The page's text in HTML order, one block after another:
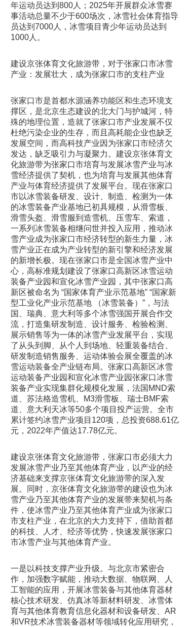
年运动员达到800人；2025年开展群众冰雪赛
事活动总量不少于600场次，冰雪社会体育指导
员达到7000人，冰雪项目青少年运动员达到
1000人。
建设京张体育文化旅游带，对于张家口市冰雪
产业：发展壮大，成为张家口市的支柱产业
张家口市是首都水源涵养功能区和生态环境支
撑区，是北京生态建设的北大门与护城河，特
殊的地理位置，造就了张家口市产业发展不仅
杜绝污染企业的生存，而且高耗能企业也缺乏
发展空间，而高科技产业因为张家口市经济欠
发达，缺乏吸引力与凝聚力。建设京张体育文
化旅游带为张家口市培育与发展冰雪产业与冰
雪经济提供了契机，也为培育与发展其他体育
产业与体育经济提供了发展平台。现在张家口
市以冰雪装备研发、设计、制造、检测为一体
的冰雪装备产业基地已初具规模，从滑雪板、
滑雪头盔、滑雪服到造雪机、压雪车、索道，
一系列冰雪装备相继问世并投入应用，推动冰
雪产业成为张家口市经济转型的新生力量，冰
雪产业正在成为产业转型的新引擎和经济发展
的新增长极。现在张家口市是全国冰雪产业中
心，高标准规划建设了张家口高新区冰雪运动
装备产业园和宣化冰雪产业园，其中张家口高
新区被命名为 “国家体育产业示范基地” “国家新
型工业化产业示范基地 （冰雪装备）”，与法
国、瑞典、意大利等多个冰雪强国开展合作交
流，打造集研发制造、设计服务、检验检测、
展示销售等为一体的冰雪产业发展平台，实现
了从头到脚、从个人到场地、轻重装备结合、
研发制造销售服务、运动体验会展全覆盖的冰
雪运动装备全产业链布局。张家口高新区冰雪
运动装备产业园和宣化冰雪产业园张家口冰雪
装备产业实现集群化规模化发展，法国MND索
道、苏法格造雪机、M3滑雪板、瑞士BMF索
道、意大利天冰等50多个项目投产运营。全市
累计签约冰雪产业项目120项，总投资688.61亿
元，2022年产值达17.78亿元。
建设京张体育文化旅游带，张家口市必须大力
发展冰雪产业乃至其他体育产业，以产业的经
济基础来支撑京张体育文化旅游带的深入发
展。同时，京张体育文化旅游带的建设也为冰
雪产业乃至其他体育产业的发展带来契机与条
件，使冰雪产业乃至其他体育产业成为张家口
市支柱产业，在北京的大力支持下，借助首都
的科技、人才、经济等优势，快速发展张家口
市冰雪产业与其他体育产业。
一是以科技支撑产业升级。与北京市紧密合
作，加强数字赋能，推动大数据、物联网、人
工智能的应用，开展冰雪装备与其他体育器材
核心技术研发、仿真冰等新材料研发、冰雪体
育与其他体育教育信息化器材和设备研发、AR
和VR技术冰雪装备器材等领域转化应用研究，